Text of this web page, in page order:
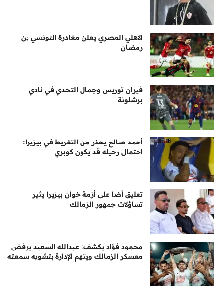
الأهلي المصري يعلن مغادرة التونسي بن
رمضان
فيران توريس وجمال التحدي في نادي
برشلونة
أحمد صالح يحذر من التفريط في بيزيرا:
احتمال رحيله قد يكون كوبري
تعليق أضا على أزمة خوان بيزيرا يثير
تساؤلات جمهور الزمالك
محمود فؤاد يكشف: عبدالله السعيد يرفض
معسكر الزمالك ويتهم الإدارة بتشويه سمعته